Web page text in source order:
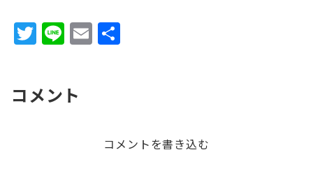
T
w
te
Li
n
E
m
コメント
コメントを書き込む